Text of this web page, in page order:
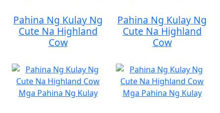
Pahina Ng Kulay Ng
Cute Na Highland
Cow
Pahina Ng Kulay Ng
Cute Na Highland
Cow